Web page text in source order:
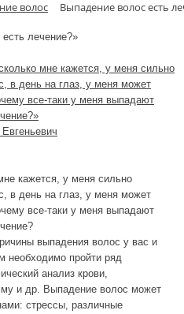
волос Выпадение волос есть
лечение?»
мне кажется, у меня сильно
в день на глаз, у меня может
все-таки у меня выпадают
кажется, у меня сильно
в день на глаз, у меня может
все-таки у меня выпадают
выпадения волос у вас и
необходимо пройти ряд
анализ крови,
и др. Выпадение волос может
стрессы, различные